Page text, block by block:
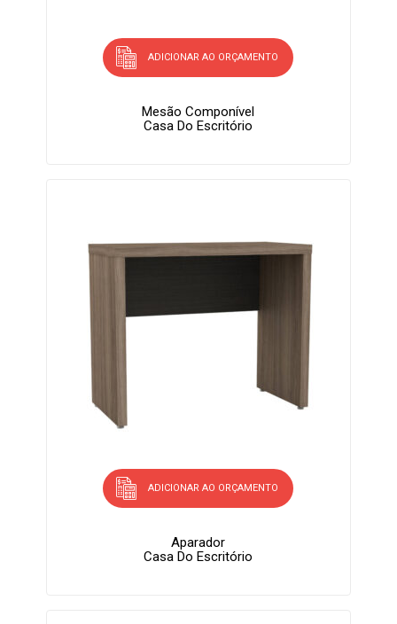
ADICIONAR AO ORÇAMENTO
Mesão Componível
Casa Do Escritório
ADICIONAR AO ORÇAMENTO
Aparador
Casa Do Escritório